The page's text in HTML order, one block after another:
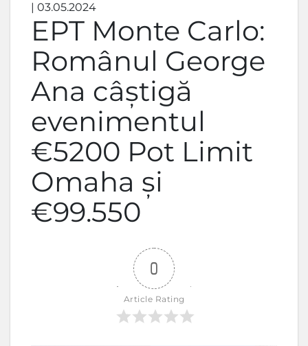
| 03.05.2024
EPT Monte Carlo:
Românul George
Ana câștigă
evenimentul
€5200 Pot Limit
Omaha și
€99.550
0
Article Rating